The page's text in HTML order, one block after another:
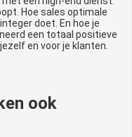
Hoe sales optimale
doet. En hoe je
een totaal positieve
en voor je klanten.
ook